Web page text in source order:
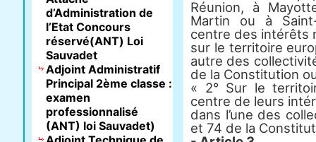
Réunion, à
Martin ou à
centre des intérêts
sur le territoire
autre des
de la Constitution
« 2° Sur le
centre de leurs
dans l’une des
et 74 de la
d’Administration de
l’Etat Concours
réservé(ANT) Loi
Sauvadet
Adjoint Administratif
Principal 2ème classe :
examen
professionnalisé
(ANT) loi Sauvadet)